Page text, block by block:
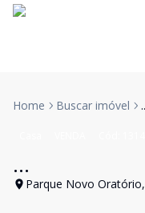
Home Buscar imóvel
...
Parque Novo